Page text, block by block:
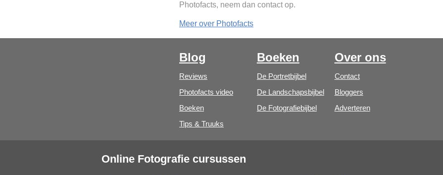
Photofacts, neem dan contact op.
Meer over Photofacts
Blog
Reviews
Photofacts video
Boeken
Tips & Truuks
Boeken
De Portretbijbel
De Landschapsbijbel
De Fotografiebijbel
Over ons
Contact
Bloggers
Adverteren
Online Fotografie cursussen